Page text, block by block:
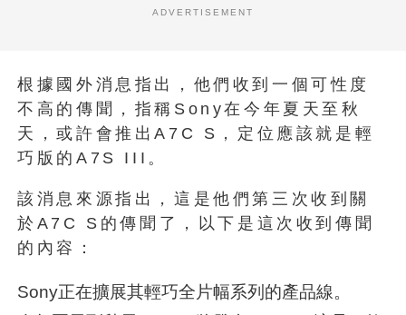
ADVERTISEMENT
根據國外消息指出，他們收到一個可性度
不高的傳聞，指稱Sony在今年夏天至秋
天，或許會推出A7C S，定位應該就是輕
巧版的A7S III。
該消息來源指出，這是他們第三次收到關
於A7C S的傳聞了，以下是這次收到傳聞
的內容：
Sony正在擴展其輕巧全片幅系列的產品線。